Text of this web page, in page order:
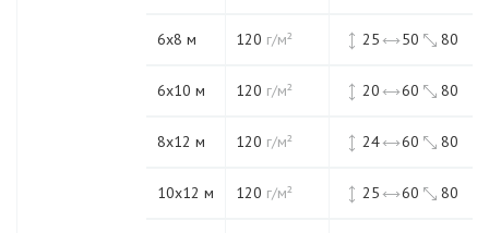
6х8 м 120 г/м² 25 50 80
6х10 м 120 г/м² 20 60 80
8х12 м 120 г/м² 24 60 80
10х12 м 120 г/м² 25 60 80